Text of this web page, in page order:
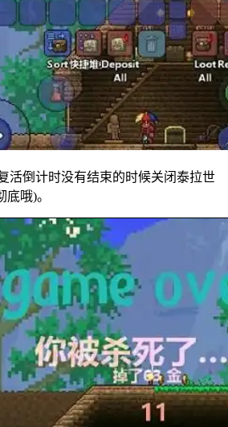
活倒计时没有结束的时候关闭泰拉世
哦)。